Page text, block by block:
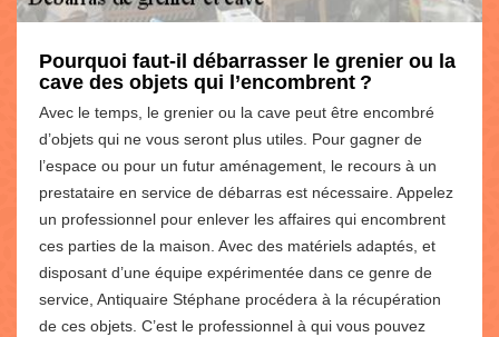
Pourquoi faut-il débarrasser le grenier ou la
cave des objets qui l’encombrent ?
Avec le temps, le grenier ou la cave peut être encombré
d’objets qui ne vous seront plus utiles. Pour gagner de
l’espace ou pour un futur aménagement, le recours à un
prestataire en service de débarras est nécessaire. Appelez
un professionnel pour enlever les affaires qui encombrent
ces parties de la maison. Avec des matériels adaptés, et
disposant d’une équipe expérimentée dans ce genre de
service, Antiquaire Stéphane procédera à la récupération
de ces objets. C’est le professionnel à qui vous pouvez